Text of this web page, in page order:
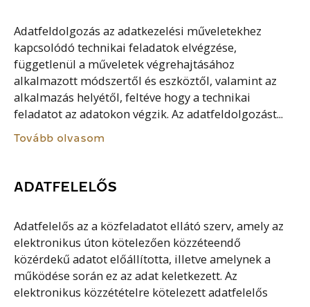
Adatfeldolgozás az adatkezelési műveletekhez
kapcsolódó technikai feladatok elvégzése,
függetlenül a műveletek végrehajtásához
alkalmazott módszertől és eszköztől, valamint az
alkalmazás helyétől, feltéve hogy a technikai
feladatot az adatokon végzik. Az adatfeldolgozást...
Tovább olvasom
ADATFELELŐS
Adatfelelős az a közfeladatot ellátó szerv, amely az
elektronikus úton kötelezően közzéteendő
közérdekű adatot előállította, illetve amelynek a
működése során ez az adat keletkezett. Az
elektronikus közzétételre kötelezett adatfelelős